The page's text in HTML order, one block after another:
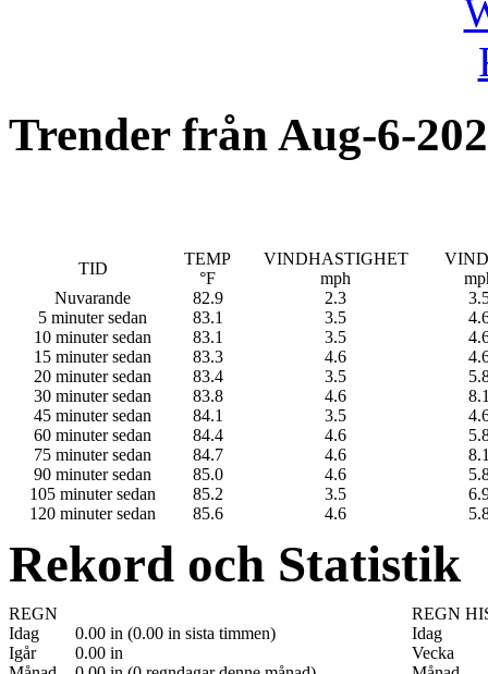
Trender frånAug-6-
TID
TEMP
°F
VINDHASTIGHET
mph
Nuvarande
82.9 2.3
5 minuter sedan
83.1 3.5
10 minuter sedan
83.1 3.5
15 minuter sedan
83.3 4.6
20 minuter sedan
83.4 3.5
30 minuter sedan
83.8 4.6
45 minuter sedan
84.1 3.5
60 minuter sedan
84.4 4.6
75 minuter sedan
84.7 4.6
90 minuter sedan
85.0 4.6
105 minuter sedan
85.2 3.5
120 minuter sedan
85.6 4.6
Rekord och Statistik
REGN
REGN
Idag
0.00 in (0.00 in sista timmen)
Idag
Igår
0.00 in
Vecka